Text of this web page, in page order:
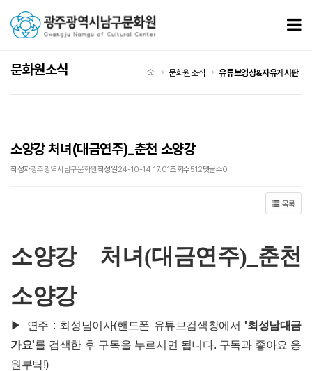
문화원소식 처음으로
문화원소식 유튜브영상&자유게시판
소양강 처녀(대금연주)_춘천 소양강
작성자광주광역시남구문화원작성일24-10-14 17:01조회수512댓글수0
목록
소양강 처녀(대금연주)_춘천
소양강
▶ 연주 : 최성남이사(핸드폰 유튜브검색창에서'최성남대금
가요'를 검색한 후 구독을 누르시면 됩니다. 구독과 좋아요 응
원부탁!)